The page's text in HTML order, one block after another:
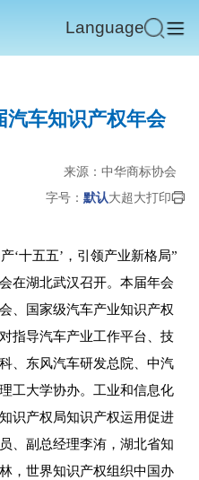
Language
汽车知识产权年会
来源：中华商标协会
字号： 默认大超大打印
‘十五五’，引领产业新格局”
在湖北武汉召开。本届年会
、国家级汽车产业知识产权
指导汽车产业工作平台、技
、东风汽车研发总院、中汽
工大学协办。工业和信息化
识产权局知识产权运用促进
、副总经理李洧，湖北省知
，世界知识产权组织中国办